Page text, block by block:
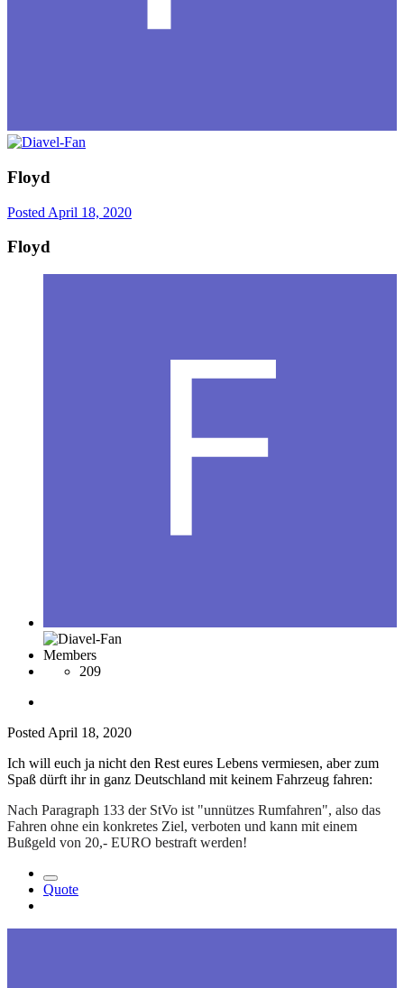
Floyd
Posted April 18, 2020
Floyd
Members
209
Posted April 18, 2020
Ich will euch ja nicht den Rest eures Lebens vermiesen, aber zum
Spaß dürft ihr in ganz Deutschland mit keinem Fahrzeug fahren:
Nach Paragraph 133 der StVo ist "unnützes Rumfahren", also das
Fahren ohne ein konkretes Ziel, verboten und kann mit einem
Bußgeld von 20,- EURO bestraft werden!
Quote